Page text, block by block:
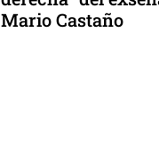
Mario Castaño